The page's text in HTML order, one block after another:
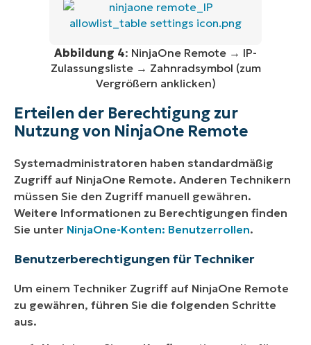
Abbildung 4: NinjaOne Remote → IP-
Zulassungsliste → Zahnradsymbol (zum
Vergrößern anklicken)
Erteilen der Berechtigung zur
Nutzung von NinjaOne Remote
Systemadministratoren haben standardmäßig
Zugriff auf NinjaOne Remote. Anderen Technikern
müssen Sie den Zugriff manuell gewähren.
Weitere Informationen zu Berechtigungen finden
Sie unter NinjaOne-Konten: Benutzerrollen.
Benutzerberechtigungen für Techniker
Um einem Techniker Zugriff auf NinjaOne Remote
zu gewähren, führen Sie die folgenden Schritte
aus.